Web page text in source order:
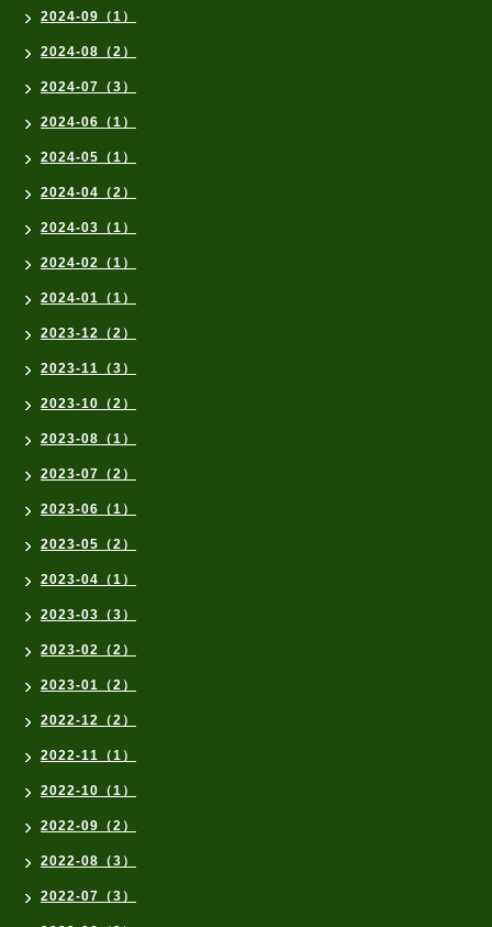
2024-09（1）
2024-08（2）
2024-07（3）
2024-06（1）
2024-05（1）
2024-04（2）
2024-03（1）
2024-02（1）
2024-01（1）
2023-12（2）
2023-11（3）
2023-10（2）
2023-08（1）
2023-07（2）
2023-06（1）
2023-05（2）
2023-04（1）
2023-03（3）
2023-02（2）
2023-01（2）
2022-12（2）
2022-11（1）
2022-10（1）
2022-09（2）
2022-08（3）
2022-07（3）